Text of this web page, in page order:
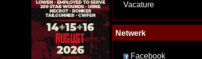
Vacature
Netwerk
Facebook